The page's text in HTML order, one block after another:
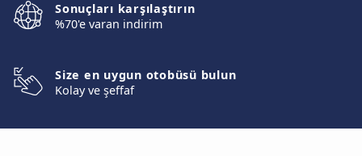
Sonuçları karşılaştırın
%70'e varan indirim
Size en uygun otobüsü bulun
Kolay ve şeffaf